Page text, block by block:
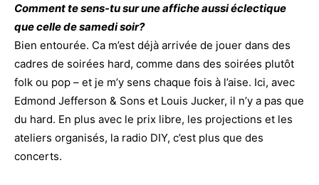
Comment te sens-tu sur une affiche aussi éclectique
que celle de samedi soir?
Bien entourée. Ca m’est déjà arrivée de jouer dans des
cadres de soirées hard, comme dans des soirées plutôt
folk ou pop – et je m’y sens chaque fois à l’aise. Ici, avec
Edmond Jefferson & Sons et Louis Jucker, il n’y a pas que
du hard. En plus avec le prix libre, les projections et les
ateliers organisés, la radio DIY, c’est plus que des
concerts.